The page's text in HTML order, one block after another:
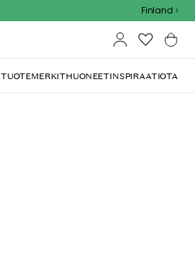
Finland
TUOTEMERKITHUONEETINSPIRAATIOTA